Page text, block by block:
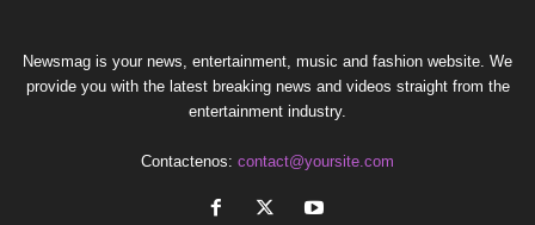
Newsmag is your news, entertainment, music and fashion website. We
provide you with the latest breaking news and videos straight from the
entertainment industry.
Contactenos: contact@yoursite.com